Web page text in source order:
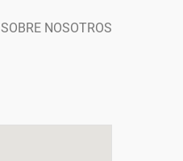
SOBRE NOSOTROS